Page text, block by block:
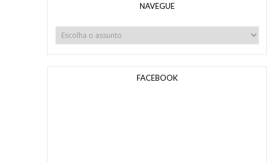
NAVEGUE
FACEBOOK